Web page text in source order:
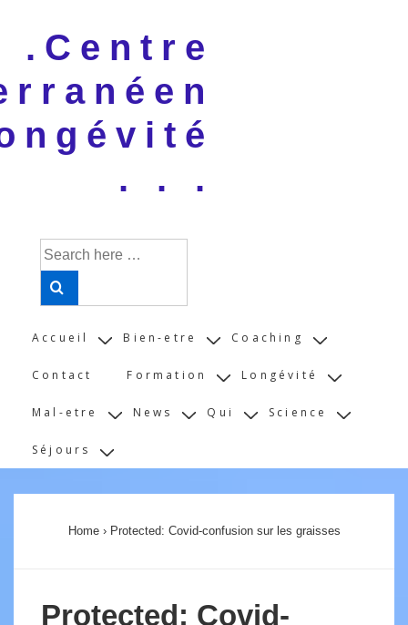
Main
.Centre
. . .
Search
for:
Main
Accueil Bien-etre Coaching
Contact Formation Longévité
Mal-etre News Qui Science
Séjours
Home › Protected: Covid-confusion sur les graisses
Protected: Covid-